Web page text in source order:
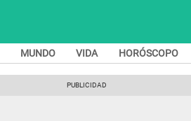
MUNDO VIDA HORÓSCOPO